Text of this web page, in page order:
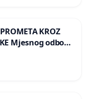
KROZ
Mjesnog odbora